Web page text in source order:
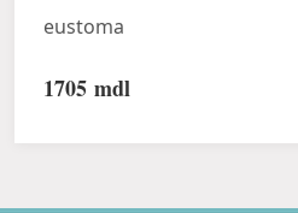
eustoma
1705 mdl